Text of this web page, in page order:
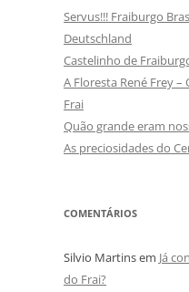
Servus!!! Fraiburgo
Deutschland
Castelinho de
A Floresta René Frey
Frai
Quão grande eram
As preciosidades do
COMENTÁRIOS
Silvio Martinsem Já
do Frai?